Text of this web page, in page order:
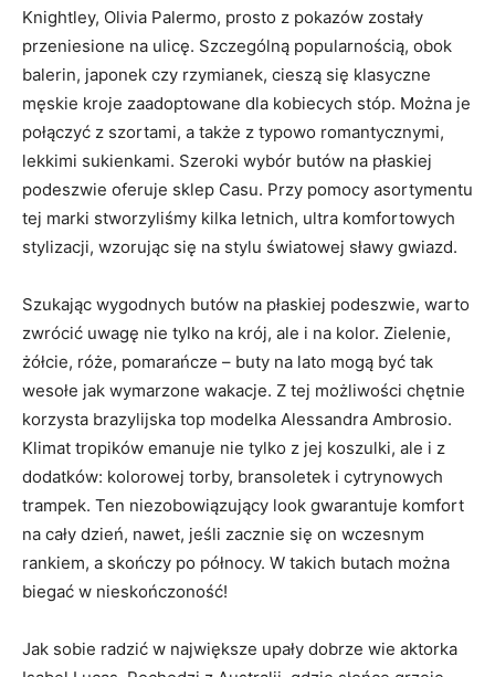
Knightley, Olivia Palermo, prosto z pokazów zostały
przeniesione na ulicę. Szczególną popularnością, obok
balerin, japonek czy rzymianek, cieszą się klasyczne
męskie kroje zaadoptowane dla kobiecych stóp. Można je
połączyć z szortami, a także z typowo romantycznymi,
lekkimi sukienkami. Szeroki wybór butów na płaskiej
podeszwie oferuje sklep Casu. Przy pomocy asortymentu
tej marki stworzyliśmy kilka letnich, ultra komfortowych
stylizacji, wzorując się na stylu światowej sławy gwiazd.
Szukając wygodnych butów na płaskiej podeszwie, warto
zwrócić uwagę nie tylko na krój, ale i na kolor. Zielenie,
żółcie, róże, pomarańcze – buty na lato mogą być tak
wesołe jak wymarzone wakacje. Z tej możliwości chętnie
korzysta brazylijska top modelka Alessandra Ambrosio.
Klimat tropików emanuje nie tylko z jej koszulki, ale i z
dodatków: kolorowej torby, bransoletek i cytrynowych
trampek. Ten niezobowiązujący look gwarantuje komfort
na cały dzień, nawet, jeśli zacznie się on wczesnym
rankiem, a skończy po północy. W takich butach można
biegać w nieskończoność!
Jak sobie radzić w największe upały dobrze wie aktorka